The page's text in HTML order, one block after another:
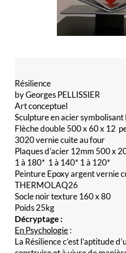
Résilience
by Georges PELLISSIER
Art conceptuel
Sculpture en acier symbolisant
Flèche double 500 x 60 x 12
3020 vernie cuite au four
Plaques d’acier 12mm 500 x
1 à 180* 1 à 140* 1 à 120*
Peinture Epoxy argent vernie
THERMOLAQ26
Socle noir texture 160 x 80
Poids 25kg
Décryptage :
En Psychologie:
La Résilience c’est l’aptitude